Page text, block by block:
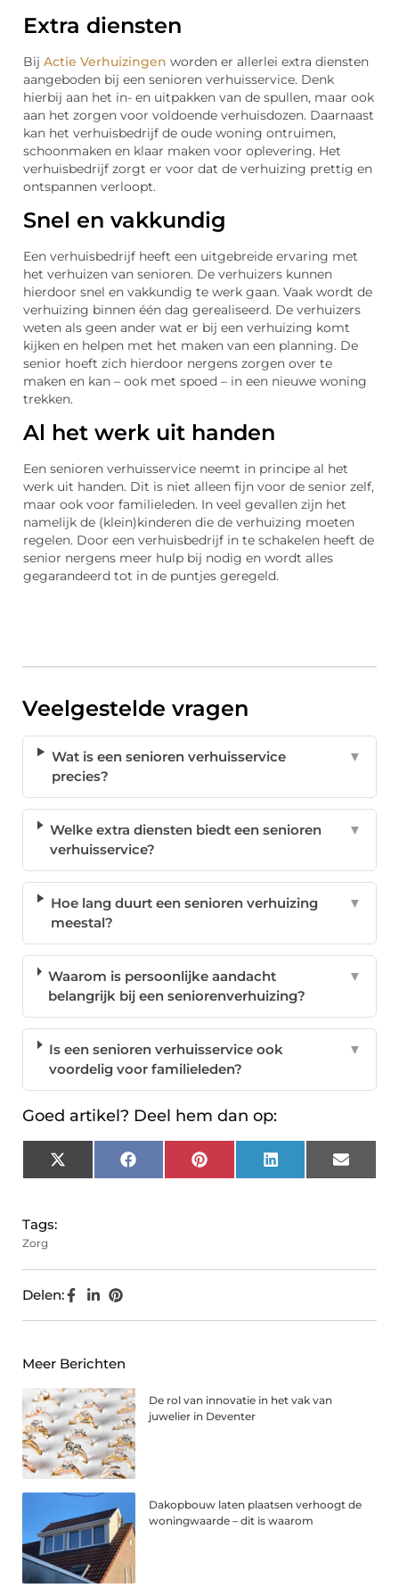
Extra diensten
Bij Actie Verhuizingen worden er allerlei extra diensten
aangeboden bij een senioren verhuisservice. Denk
hierbij aan het in- en uitpakken van de spullen, maar ook
aan het zorgen voor voldoende verhuisdozen. Daarnaast
kan het verhuisbedrijf de oude woning ontruimen,
schoonmaken en klaar maken voor oplevering. Het
verhuisbedrijf zorgt er voor dat de verhuizing prettig en
ontspannen verloopt.
Snel en vakkundig
Een verhuisbedrijf heeft een uitgebreide ervaring met
het verhuizen van senioren. De verhuizers kunnen
hierdoor snel en vakkundig te werk gaan. Vaak wordt de
verhuizing binnen één dag gerealiseerd. De verhuizers
weten als geen ander wat er bij een verhuizing komt
kijken en helpen met het maken van een planning. De
senior hoeft zich hierdoor nergens zorgen over te
maken en kan – ook met spoed – in een nieuwe woning
trekken.
Al het werk uit handen
Een senioren verhuisservice neemt in principe al het
werk uit handen. Dit is niet alleen fijn voor de senior zelf,
maar ook voor familieleden. In veel gevallen zijn het
namelijk de (klein)kinderen die de verhuizing moeten
regelen. Door een verhuisbedrijf in te schakelen heeft de
senior nergens meer hulp bij nodig en wordt alles
gegarandeerd tot in de puntjes geregeld.
Veelgestelde vragen
Wat is een senioren verhuisservice
precies?
▼
Welke extra diensten biedt een senioren
verhuisservice?
▼
Hoe lang duurt een senioren verhuizing
meestal?
▼
Waarom is persoonlijke aandacht
belangrijk bij een seniorenverhuizing?
▼
Is een senioren verhuisservice ook
voordelig voor familieleden?
▼
Goed artikel? Deel hem dan op:
X
(Twitter)
FacebookPinterest LinkedIn Email
Tags:
Zorg
Delen:
Meer Berichten
De rol van innovatie in het vak van
juwelier in Deventer
Dakopbouw laten plaatsen verhoogt de
woningwaarde – dit is waarom